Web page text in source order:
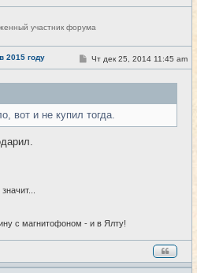
участник форума
2015 году #24
С
о
е
н
Чт дек 25, 2014 11:45 am
вот и не купил тогда.
с магнитофоном - и в Ялту!